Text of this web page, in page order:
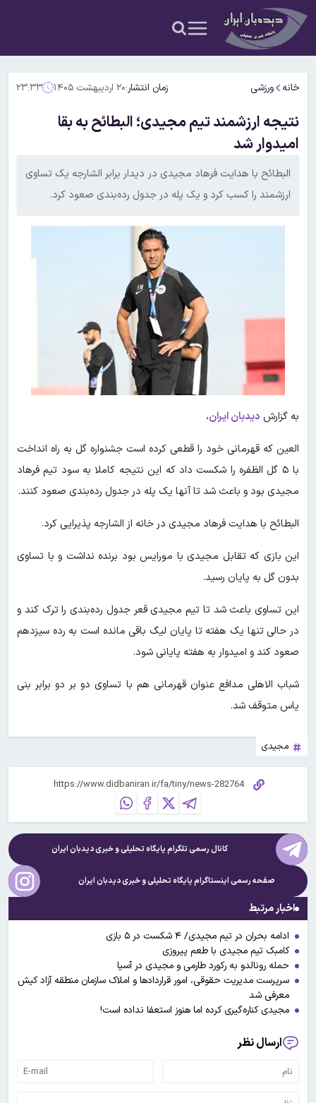
خانه ورزشی زمان انتشار:۲۰ اردیبهشت ۱۴۰۵ ۲۳:۳۳
نتیجه ارزشمند تیم مجیدی؛ البطائح به بقا
امیدوار شد
البطائح با هدایت فرهاد مجیدی در دیدار برابر الشارجه یک تساوی
ارزشمند را کسب کرد و یک پله در جدول رده‌بندی صعود کرد.
به گزارش دیدبان ایران،
العین که قهرمانی خود را قطعی کرده است جشنواره گل به راه انداخت
با ۵ گل الظفره را شکست داد که این نتیجه کاملا به سود تیم فرهاد
مجیدی بود و باعث شد تا آنها یک پله در جدول رده‌بندی صعود کنند.
البطائح با هدایت فرهاد مجیدی در خانه از الشارجه پذیرایی کرد.
این بازی که تقابل مجیدی با مورایس بود برنده نداشت و با تساوی
بدون گل به پایان رسید.
این تساوی باعث شد تا تیم مجیدی قعر جدول رده‌بندی را ترک کند و
در حالی تنها یک هفته تا پایان لیگ باقی مانده است به رده سیزدهم
صعود کند و امیدوار به هفته پایانی شود.
شباب الاهلی مدافع عنوان قهرمانی هم با تساوی دو بر دو برابر بنی
یاس متوقف شد.
مجیدی
کانال رسمی تلگرام پایگاه تحلیلی و خبریدیدبان ایران
صفحه رسمی اینستاگرام پایگاه تحلیلی و خبریدیدبان ایران
اخبار مرتبط
ادامه بحران در تیم مجیدی/ ۴ شکست در ۵ بازی
کامبک تیم مجیدی با طعم پیروزی
حمله رونالدو به رکورد طارمی و مجیدی در آسیا
سرپرست مدیریت حقوقی، امور قراردادها و املاک سازمان منطقه آزاد کیش
معرفی شد
مجیدی کناره‌گیری کرده اما هنوز استعفا نداده است!
ارسال نظر